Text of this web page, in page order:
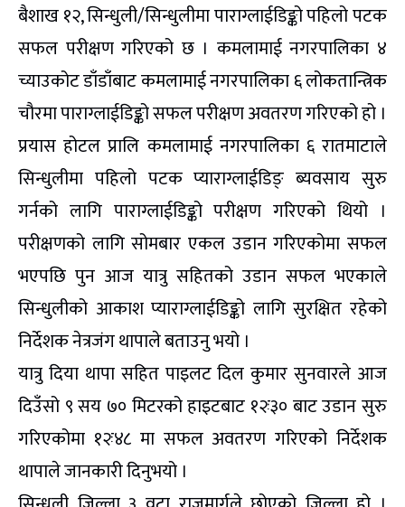
बैशाख १२, सिन्धुली/सिन्धुलीमा पाराग्लाईडिङ्को पहिलो पटक
सफल परीक्षण गरिएको छ । कमलामाई नगरपालिका ४
च्याउकोट डाँडाँबाट कमलामाई नगरपालिका ६ लोकतान्त्रिक
चौरमा पाराग्लाईडिङ्को सफल परीक्षण अवतरण गरिएको हो ।
प्रयास होटल प्रालि कमलामाई नगरपालिका ६ रातमाटाले
सिन्धुलीमा पहिलो पटक प्याराग्लाईडिङ् ब्यवसाय सुरु
गर्नको लागि पाराग्लाईडिङ्को परीक्षण गरिएको थियो ।
परीक्षणको लागि सोमबार एकल उडान गरिएकोमा सफल
भएपछि पुन आज यात्रु सहितको उडान सफल भएकाले
सिन्धुलीको आकाश प्याराग्लाईडिङ्को लागि सुरक्षित रहेको
निर्देशक नेत्रजंग थापाले बताउनु भयो ।
यात्रु दिया थापा सहित पाइलट दिल कुमार सुनवारले आज
दिउँसो ९ सय ७० मिटरको हाइटबाट १२ः३० बाट उडान सुरु
गरिएकोमा १२ः४८ मा सफल अवतरण गरिएको निर्देशक
थापाले जानकारी दिनुभयो ।